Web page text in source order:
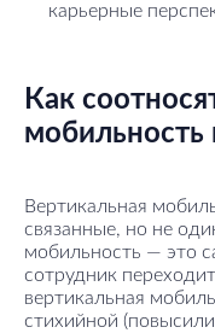
карьерные
Как
мобильность
Вертикальная
связанные, но не
мобильность — это
сотрудник
вертикальная
стихийной (повысили